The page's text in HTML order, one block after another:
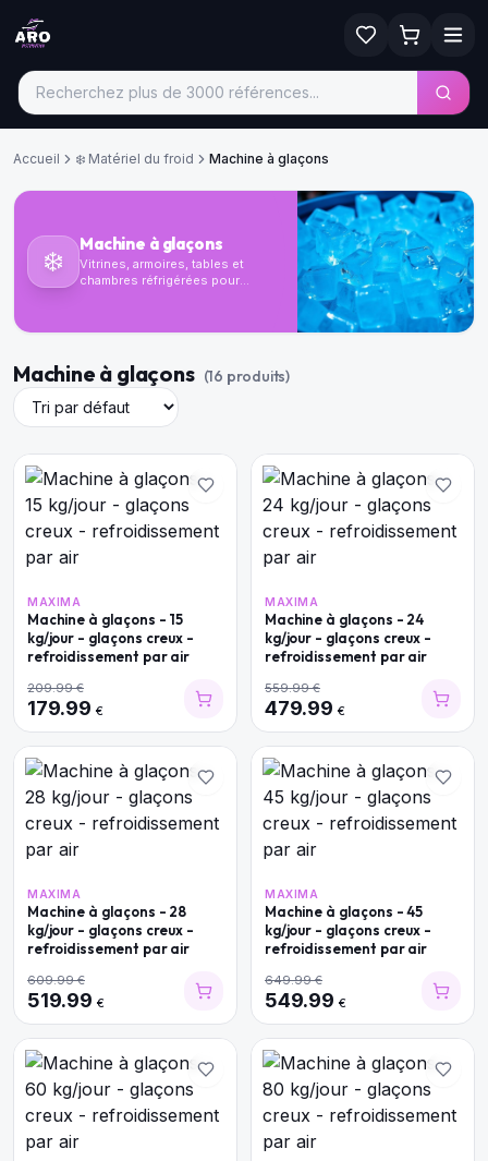
Accueil ❄️ Matériel du froid Machine à glaçons
❄️
Machine à glaçons
Vitrines, armoires, tables et
chambres réfrigérées pour
Machine à glaçons (16 produits)
MAXIMA
Machine à glaçons - 15
kg/jour - glaçons creux -
refroidissement par air
209.99€
179.99 €
MAXIMA
Machine à glaçons - 24
kg/jour - glaçons creux -
refroidissement par air
559.99€
479.99 €
MAXIMA
Machine à glaçons - 28
kg/jour - glaçons creux -
refroidissement par air
609.99€
519.99 €
MAXIMA
Machine à glaçons - 45
kg/jour - glaçons creux -
refroidissement par air
649.99€
549.99 €